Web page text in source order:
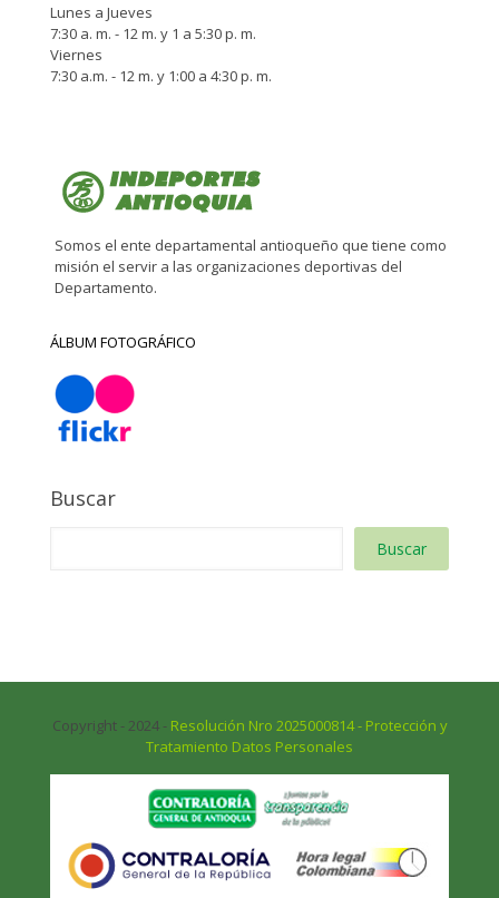
Lunes a Jueves
7:30 a. m. - 12 m. y 1 a 5:30 p. m.
Viernes
7:30 a.m. - 12 m. y 1:00 a 4:30 p. m.
Somos el ente departamental antioqueño que tiene como
misión el servir a las organizaciones deportivas del
Departamento.
ÁLBUM FOTOGRÁFICO
Buscar
Buscar
Copyright - 2024 - Resolución Nro 2025000814 - Protección y
Tratamiento Datos Personales